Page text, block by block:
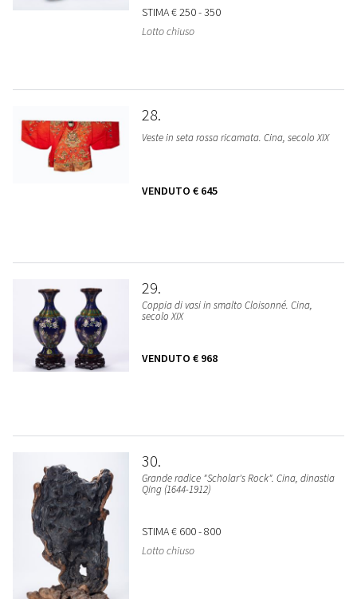
STIMA€ 250 - 350
Lotto chiuso
28
Veste in seta rossa ricamata. Cina, secolo XIX
VENDUTO € 645
29
Coppia di vasi in smalto Cloisonné. Cina,
secolo XIX
VENDUTO € 968
30
Grande radice "Scholar's Rock". Cina, dinastia
Qing (1644-1912)
STIMA€ 600 - 800
Lotto chiuso